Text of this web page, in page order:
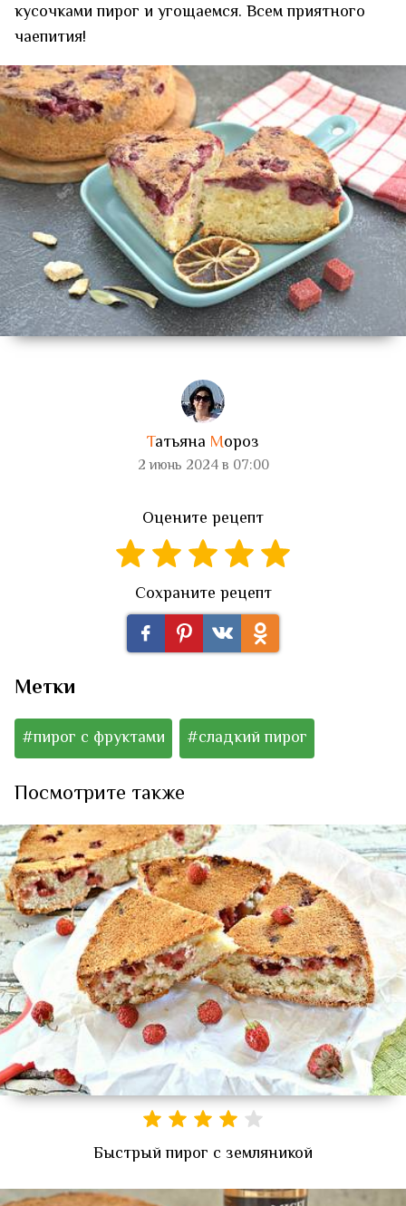
кусочками пирог и угощаемся. Всем приятного
чаепития!
Татьяна Мороз
2 июнь 2024 в 07:00
Оцените рецепт
Сохраните рецепт
Метки
#пирог с фруктами #сладкий пирог
Посмотрите также
Быстрый пирог с земляникой